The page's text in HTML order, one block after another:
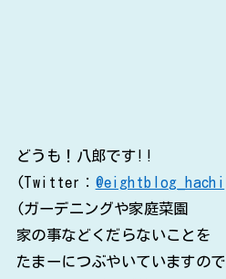
どうも！八郎です!!
(Twitter： @eightblog_hachi
(ガーデニングや家庭菜園
家の事などくだらないことを
たまーにつぶやいていますので